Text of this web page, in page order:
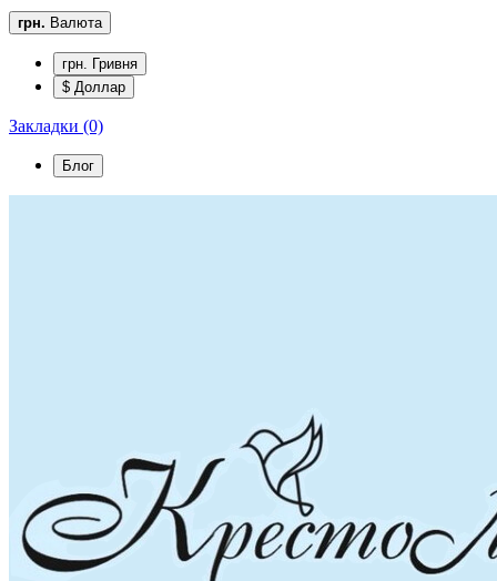
грн. Валюта
грн. Гривня
$ Доллар
Закладки (0)
Блог